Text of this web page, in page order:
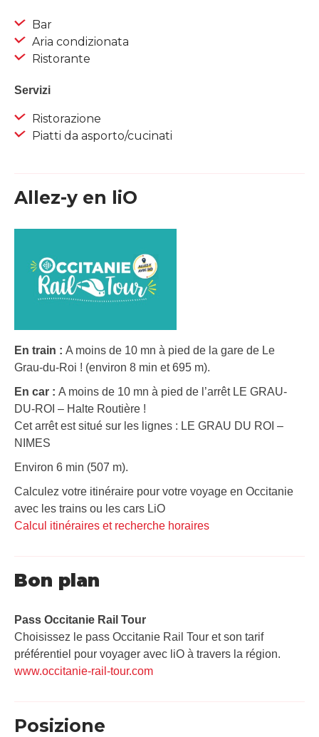
Bar
Aria condizionata
Ristorante
Servizi
Ristorazione
Piatti da asporto/cucinati
Allez-y en liO
En train : A moins de 10 mn à pied de la gare de Le
Grau-du-Roi ! (environ 8 min et 695 m).
En car : A moins de 10 mn à pied de l’arrêt LE GRAU-
DU-ROI – Halte Routière !
Cet arrêt est situé sur les lignes : LE GRAU DU ROI –
NIMES
Environ 6 min (507 m).
Calculez votre itinéraire pour votre voyage en Occitanie
avec les trains ou les cars LiO
Calcul itinéraires et recherche horaires
Bon plan
Pass Occitanie Rail Tour​
Choisissez le pass Occitanie Rail Tour et son tarif
préférentiel pour voyager avec liO à travers la région.
www.occitanie-rail-tour.com
Posizione